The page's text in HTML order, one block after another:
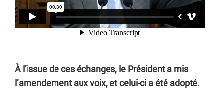
À l’issue de ces échanges, le Président a mis
l’amendement aux voix, et celui-ci a été adopté.